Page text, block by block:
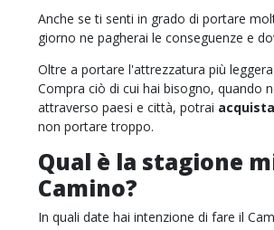
Anche se ti senti in grado di portare
giorno ne pagherai le conseguenze e
Oltre a portare l'attrezzatura più
Compra ciò di cui hai bisogno, quando
attraverso paesi e città, potrai
non portare troppo.
Qual è la stagione
Camino?
In quali date hai intenzione di fare il